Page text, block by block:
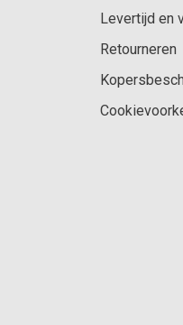
Levertijd en
Retourneren